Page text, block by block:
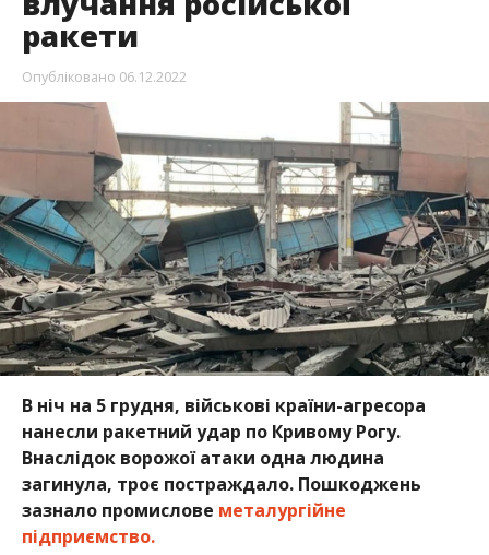
ракети
Опубліковано 06.12.2022
В ніч на 5 грудня, військові країни-агресора
нанесли ракетний удар по Кривому Рогу.
Внаслідок ворожої атаки одна людина
загинула, троє постраждало. Пошкоджень
зазнало промислове металургійне
підприємство.